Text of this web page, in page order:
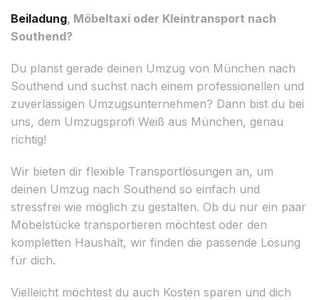
Beiladung, Möbeltaxi oder Kleintransport nach
Southend?
Du planst gerade deinen Umzug von München nach
Southend und suchst nach einem professionellen und
zuverlässigen Umzugsunternehmen? Dann bist du bei
uns, dem Umzugsprofi Weiß aus München, genau
richtig!
Wir bieten dir flexible Transportlösungen an, um
deinen Umzug nach Southend so einfach und
stressfrei wie möglich zu gestalten. Ob du nur ein paar
Möbelstücke transportieren möchtest oder den
kompletten Haushalt, wir finden die passende Lösung
für dich.
Vielleicht möchtest du auch Kosten sparen und dich